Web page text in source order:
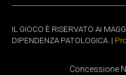
IL GIOCO È RISERVATO AI
DIPENDENZA PATOLOGICA. |
Concessione